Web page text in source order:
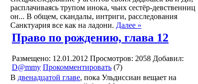
расплачиваясь трупом инока, чьих сестёр-девственниц
он... В общем, скандалы, интриги, расследования
Санктуария все как на ладони. Далее »
Право по рождению, глава 12
Размещено: 12.01.2012 Просмотров: 2058 Добавил:
D@mmy Прокомментировать (7)
В двенадцатой главе, пока Ульдиссиан вещает на